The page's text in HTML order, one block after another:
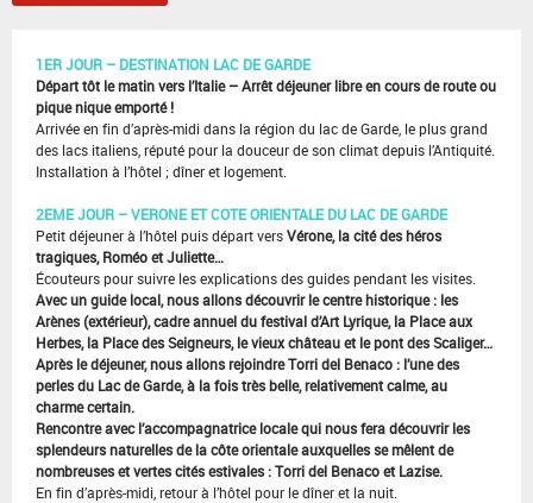
1ER JOUR – DESTINATION LAC DE GARDE
Départ tôt le matin vers l’Italie – Arrêt déjeuner libre en cours de route ou
pique nique emporté !
Arrivée en fin d’après-midi dans la région du lac de Garde, le plus grand
des lacs italiens, réputé pour la douceur de son climat depuis l’Antiquité.
Installation à l’hôtel ; dîner et logement.
2EME JOUR – VERONE ET COTE ORIENTALE DU LAC DE GARDE
Petit déjeuner à l’hôtel puis départ versVérone, la cité des héros
tragiques, Roméo et Juliette…
Écouteurs pour suivre les explications des guides pendant les visites.
Avec un guide local, nous allons découvrir le centre historique : les
Arènes (extérieur), cadreannuel du festival d’Art Lyrique, la Place aux
Herbes, la Place des Seigneurs, le vieux château et le pont des Scaliger…
Après le déjeuner, nous allons rejoindre Torri del Benaco : l’une des
perles du Lac de Garde, à lafois très belle, relativement calme, au
charme certain.
Rencontre avec l’accompagnatrice locale qui nous fera découvrir les
splendeurs naturelles de lacôte orientale auxquelles se mêlent de
nombreuses et vertes cités estivales : Torri del Benaco et Lazise.
En fin d’après-midi, retour à l’hôtel pour le dîner et la nuit.